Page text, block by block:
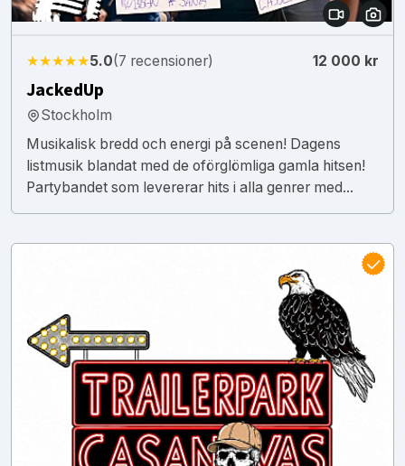
★★★★★5.0(7 recensioner) 12 000 kr
JackedUp
Stockholm
Musikalisk bredd och energi på scenen! Dagens
listmusik blandat med de oförglömliga gamla hitsen!
Partybandet som levererar hits i alla genrer med...